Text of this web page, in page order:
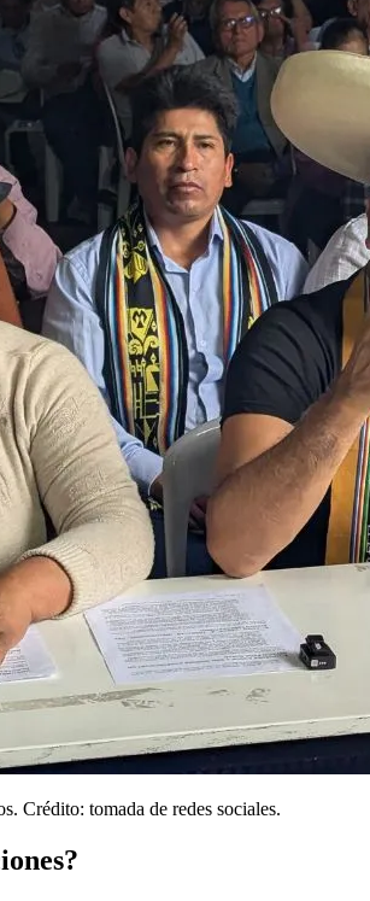
Crédito: tomada de redes sociales.